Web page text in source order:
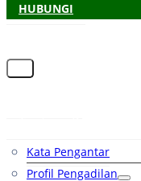
HUBUNGI
Kata Pengantar
Profil Pengadilan